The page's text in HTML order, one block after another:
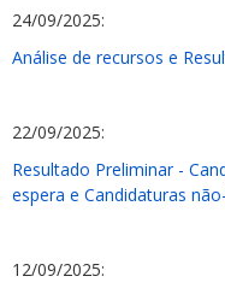
24/09/2025:
Análise de recursos e
22/09/2025:
Resultado Preliminar -
espera e Candidaturas
12/09/2025: